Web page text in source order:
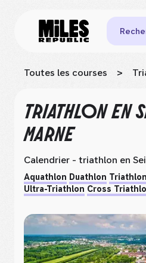
Toutes les courses >
TRIATHLONEN
MARNE
Calendrier - triathlon en
Aquathlon Duathlon
Ultra-Triathlon Cross